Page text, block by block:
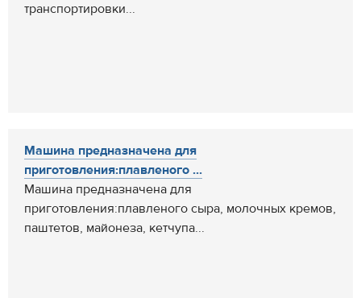
транспортировки...
Машина предназначена для
приготовления:плавленого ...
Машина предназначена для
приготовления:плавленого сыра, молочных кремов,
паштетов, майонеза, кетчупа...